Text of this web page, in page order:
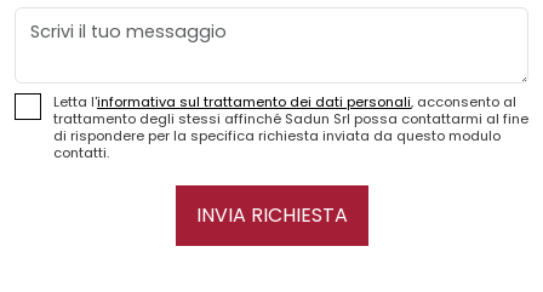
Messaggio
Letta l'informativa sul trattamento dei dati personali, acconsento al
trattamento degli stessi affinché Sadun Srl possa contattarmi al fine
di rispondere per la specifica richiesta inviata da questo modulo
contatti.
INVIA RICHIESTA